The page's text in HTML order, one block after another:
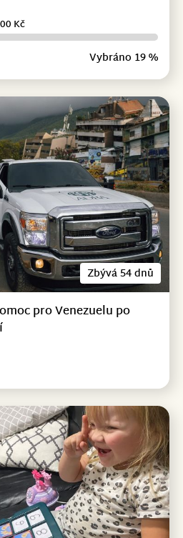
Vybráno 19 %
Kč
Zbývá 54 dnů
pro Venezuelu po